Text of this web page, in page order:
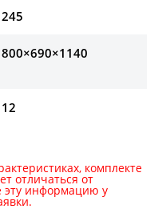
245
800×690×1140
12
комплекте
отличаться от
эту информацию у